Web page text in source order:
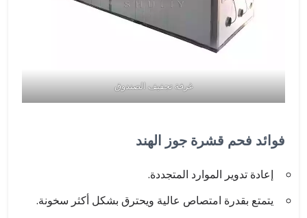
غرفة تجفيف الصندوق
فوائد فحم قشرة جوز الهند
إعادة تدوير الموارد المتجددة.
يتمتع بقدرة امتصاص عالية ويحترق بشكل أكثر سخونة.